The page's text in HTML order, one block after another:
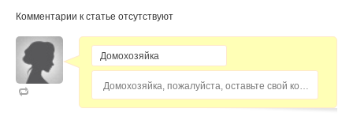
Комментарии к статье отсутствуют
Домохозяйка, пожалуйста, оставьте свой комментарий...